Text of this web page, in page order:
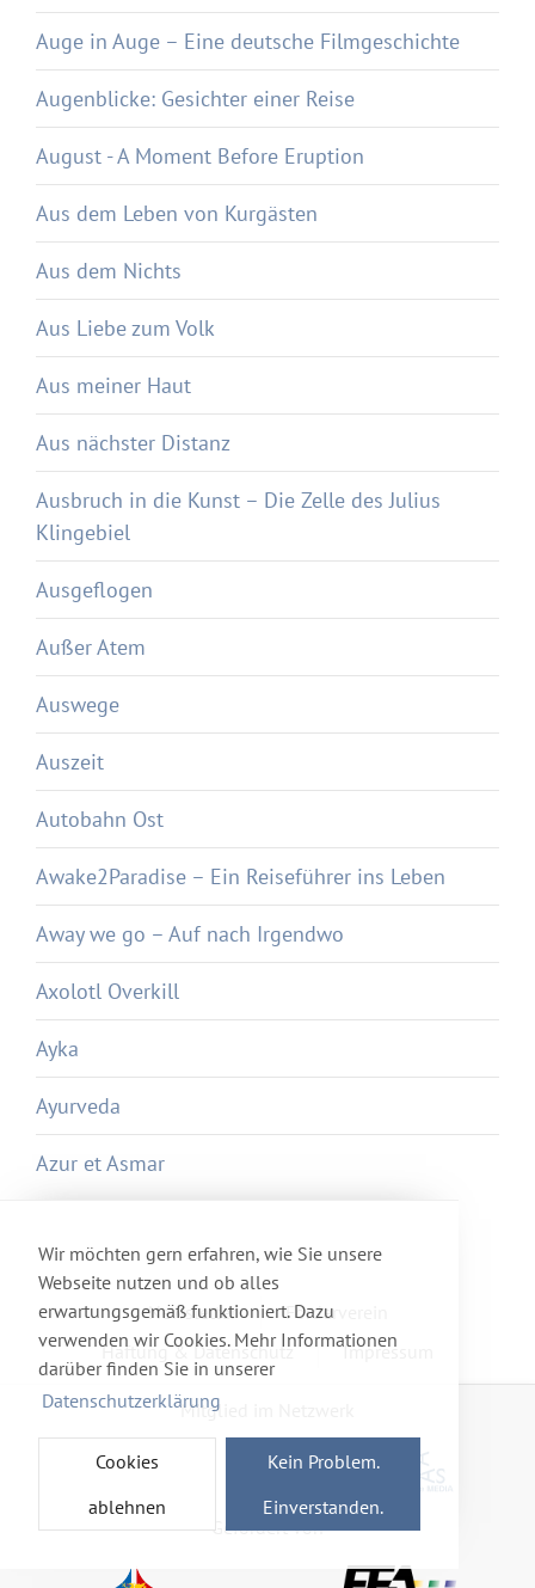
Wir möchten gern erfahren, wie Sie unsere
Webseite nutzen und ob alles
erwartungsgemäß funktioniert. Dazu
verwenden wir Cookies. Mehr Informationen
darüber finden Sie in unserer
Datenschutzerklärung
Cookies
ablehnen
Kein Problem.
Einverstanden.
Auge in Auge – Eine deutsche Filmgeschichte
Augenblicke: Gesichter einer Reise
August - A Moment Before Eruption
Aus dem Leben von Kurgästen
Aus dem Nichts
Aus Liebe zum Volk
Aus meiner Haut
Aus nächster Distanz
Ausbruch in die Kunst – Die Zelle des Julius
Klingebiel
Ausgeflogen
Außer Atem
Auswege
Auszeit
Autobahn Ost
Awake2Paradise – Ein Reiseführer ins Leben
Away we go – Auf nach Irgendwo
Axolotl Overkill
Ayka
Ayurveda
Azur et Asmar
Newsletter
Förderverein
Haftung & Datenschutz
Impressum
Mitglied im Netzwerk
Gefördert von